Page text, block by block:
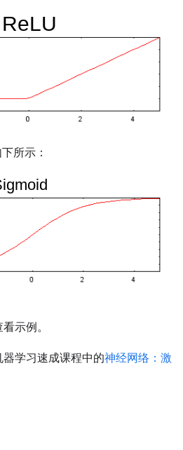
所示：
示例。
学习速成课程中的神经网络：激